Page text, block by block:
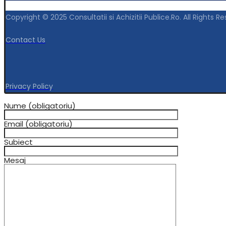
Copyright © 2025 Consultatii si Achizitii Publice.Ro. All Rights
Contact Us
Privacy Policy
Nume (obligatoriu)
Email (obligatoriu)
Subiect
Mesaj